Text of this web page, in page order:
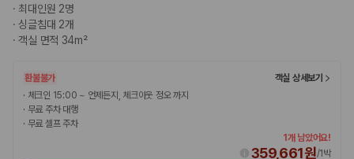
· 최대인원 2명
·싱글침대 2개
·객실 면적 34m²
환불불가
객실 상세보기
· 체크인 15:00 ~ 언제든지, 체크아웃 정오 까지
· 무료 주차 대행
· 무료 셀프 주차
1개 남았어요!
359,661원/1박